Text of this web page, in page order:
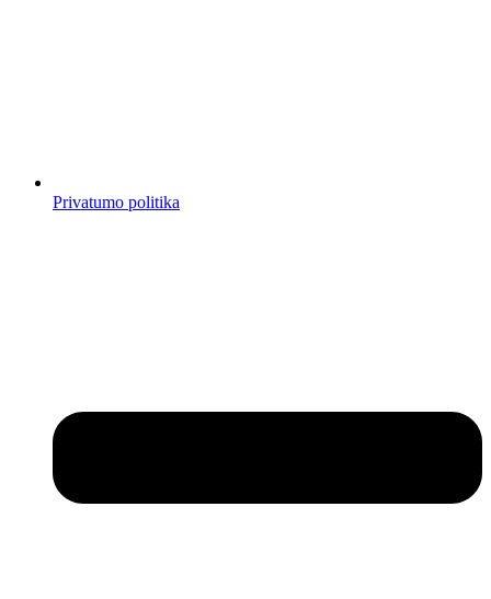
Privatumo politika